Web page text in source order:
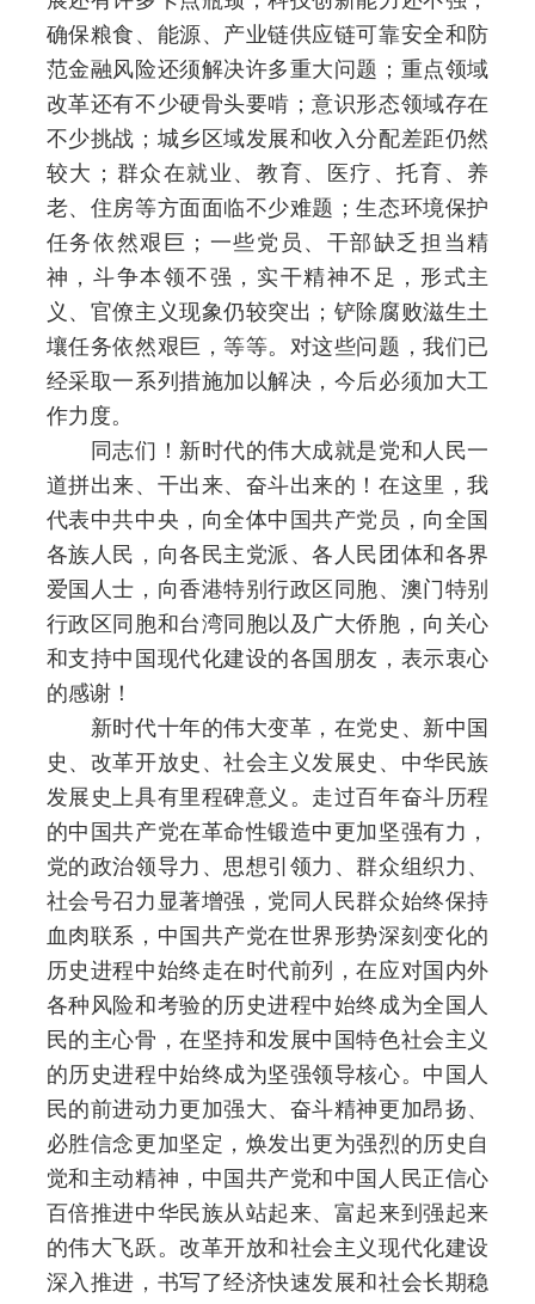
确保粮食、能源、产业链供应链可靠安全和防
范金融风险还须解决许多重大问题；重点领域
改革还有不少硬骨头要啃；意识形态领域存在
不少挑战；城乡区域发展和收入分配差距仍然
较大；群众在就业、教育、医疗、托育、养
老、住房等方面面临不少难题；生态环境保护
任务依然艰巨；一些党员、干部缺乏担当精
神，斗争本领不强，实干精神不足，形式主
义、官僚主义现象仍较突出；铲除腐败滋生土
壤任务依然艰巨，等等。对这些问题，我们已
经采取一系列措施加以解决，今后必须加大工
作力度。
同志们！新时代的伟大成就是党和人民一
道拼出来、干出来、奋斗出来的！在这里，我
代表中共中央，向全体中国共产党员，向全国
各族人民，向各民主党派、各人民团体和各界
爱国人士，向香港特别行政区同胞、澳门特别
行政区同胞和台湾同胞以及广大侨胞，向关心
和支持中国现代化建设的各国朋友，表示衷心
的感谢！
新时代十年的伟大变革，在党史、新中国
史、改革开放史、社会主义发展史、中华民族
发展史上具有里程碑意义。走过百年奋斗历程
的中国共产党在革命性锻造中更加坚强有力，
党的政治领导力、思想引领力、群众组织力、
社会号召力显著增强，党同人民群众始终保持
血肉联系，中国共产党在世界形势深刻变化的
历史进程中始终走在时代前列，在应对国内外
各种风险和考验的历史进程中始终成为全国人
民的主心骨，在坚持和发展中国特色社会主义
的历史进程中始终成为坚强领导核心。中国人
民的前进动力更加强大、奋斗精神更加昂扬、
必胜信念更加坚定，焕发出更为强烈的历史自
觉和主动精神，中国共产党和中国人民正信心
百倍推进中华民族从站起来、富起来到强起来
的伟大飞跃。改革开放和社会主义现代化建设
深入推进，书写了经济快速发展和社会长期稳